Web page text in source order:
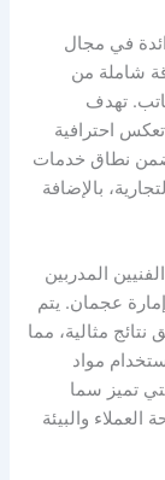
في مجال
شاملة من
تهدف
احترافية
نطاق خدمات
بالإضافة
المدربين
عجمان. يتم
مثالية، مما
مواد
تميز سما
والبيئة